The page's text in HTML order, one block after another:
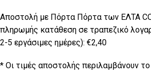
Αποστολή με Πόρτα Πόρτα των ΕΛΤΑ
πληρωμής κατάθεση σε τραπεζικό
2-5 εργάσιμες ημέρες): €2,40
* Οι τιμές αποστολής περιλαμβάνουν